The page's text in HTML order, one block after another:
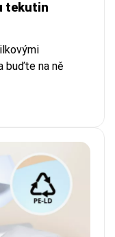
tekutin
buďte na ně